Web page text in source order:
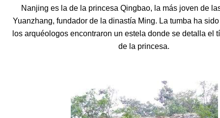
Nanjing es la de la princesa Qingbao, la más joven de
Yuanzhang, fundador de la dinastía Ming. La tumba ha
los arquéologos encontraron un estela donde se detalla el
de la princesa.